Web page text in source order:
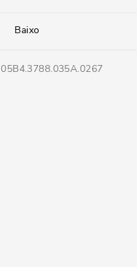
Baixo
05B4.3788.035A.0267